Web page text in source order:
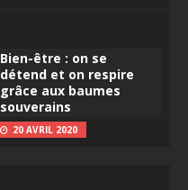
Bien-être : on se
détend et on respire
grâce aux baumes
souverains
20 AVRIL 2020